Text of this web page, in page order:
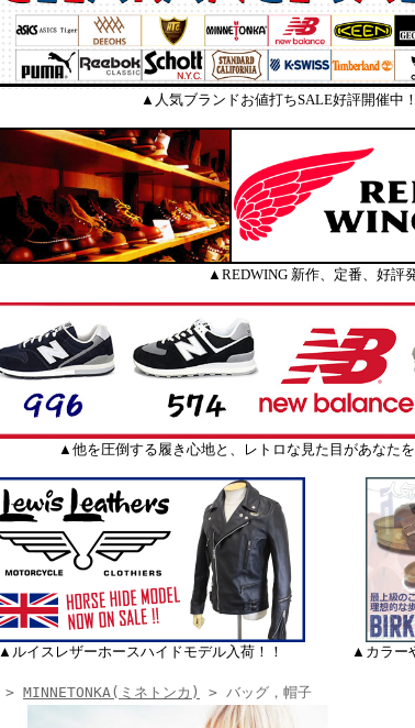
▲人気ブランドお値打ちSALE好評開催中
▲REDWING 新作、定番、好評
▲他を圧倒する履き心地と、レトロな見た目があなた
▲ルイスレザーホースハイドモデル入荷！！ ▲カラー
> MINNETONKA(ミネトンカ) > バッグ，帽子